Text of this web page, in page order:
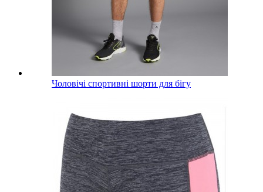
Чоловічі спортивні шорти для бігу